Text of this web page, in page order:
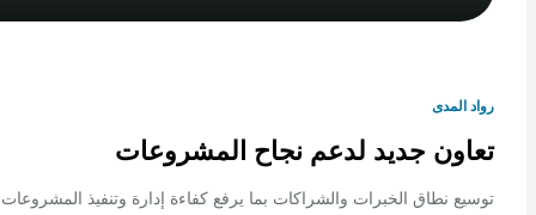
جديد لدعم نجاح المشروعات
نطاق الخبرات والشراكات بما يرفع كفاءة إدارة وتنفيذ المشروعات.